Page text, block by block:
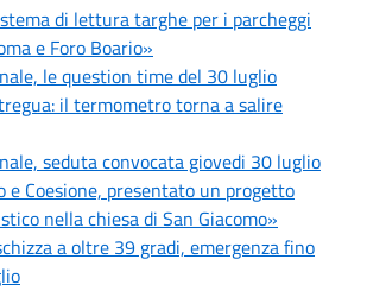
di lettura targhe per i parcheggi
e Foro Boario»
le question time del 30 luglio
il termometro torna a salire
seduta convocata giovedi 30 luglio
e Coesione, presentato un progetto
nella chiesa di San Giacomo»
a oltre 39 gradi, emergenza fino